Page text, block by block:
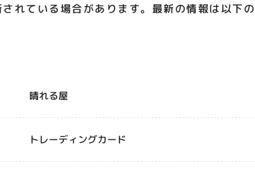
れている場合があります。最新の情報は以下の
晴れる屋
トレーディングカード